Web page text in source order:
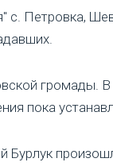
с. Петровка,
громады. В
пока
Бурлук